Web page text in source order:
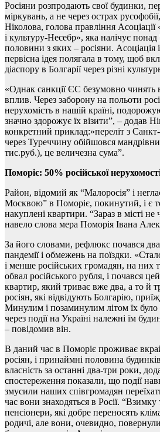
Росіяни розпродають свої будинки,
міркувань, а не через острах
Ніколова, голова правління Асоціації
і культуру-Несебр», яка налічує
половини з яких – росіяни. Асоціація
первісна ідея полягала в тому, щоб
діаспору в Болгарії через різні
«Однак санкції ЄС безумовно чинять
вплив. Через заборону на польоти
нерухомість в нашій країні,
значно здорожує їх візити”, – додав
конкретний приклад:»переліт з
через Туреччину обійшовся
тис.руб.), це величезна сума”.
Поморіє: 50% російської
Район, відомий як “Малоросія” і
Москвою” в Поморіє, покинутий, і є
накуплені квартири. “Зараз в місті не
навело слова мера Поморія Івана
За його словами, рефлюкс почався
пандемії і обмежень на поїздки.
і менше російських громадян, на них
обвал російського рубля, і почався
квартир, який триває вже два, а то й
росіян, які відвідують Болгарію,
Минулим і позаминулим літом їх було
через події на Україні належні їм
– повідомив він.
В даний час в Поморіє проживає
росіян, і принаймні половина
власність за останні два-три роки,
спостереження показали, що події
змусили наших співгромадян
час вони знаходяться в Росії.
пенсіонери, які добре переносять
родичі, але вони, очевидно,